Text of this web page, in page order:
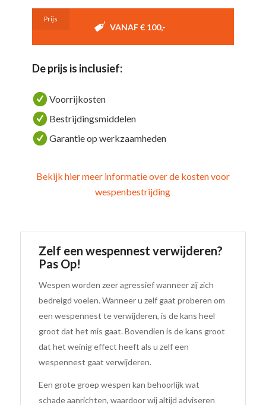
Prijs
VANAF € 100,-
De prijs is inclusief:
Voorrijkosten
Bestrijdingsmiddelen
Garantie op werkzaamheden
Bekijk hier meer informatie over de kosten voor
wespenbestrijding
Zelf een wespennest verwijderen?
Pas Op!
Wespen worden zeer agressief wanneer zij zich
bedreigd voelen. Wanneer u zelf gaat proberen om
een wespennest te verwijderen, is de kans heel
groot dat het mis gaat. Bovendien is de kans groot
dat het weinig effect heeft als u zelf een
wespennest gaat verwijderen.
Een grote groep wespen kan behoorlijk wat
schade aanrichten, waardoor wij altijd adviseren